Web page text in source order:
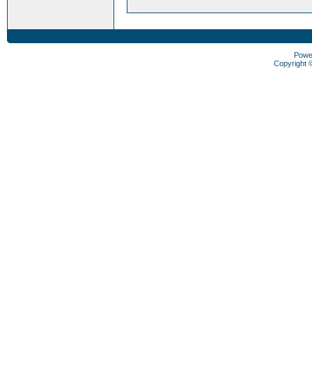
Copyright